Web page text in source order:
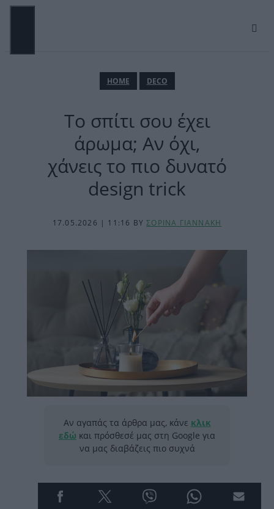
Μετάβαση
ΗΟΜΕ DECO
Το σπίτι σου έχει
άρωμα; Αν όχι,
χάνεις το πιο δυνατό
design trick
17.05.2026 | 11:16 BYΣΟΡΙΝΑ ΓΙΑΝΝΑΚΗ
Αν αγαπάς τα άρθρα μας, κάνε κλικ
εδώ και πρόσθεσέ μας στη Google για
να μας διαβάζεις πιο συχνά